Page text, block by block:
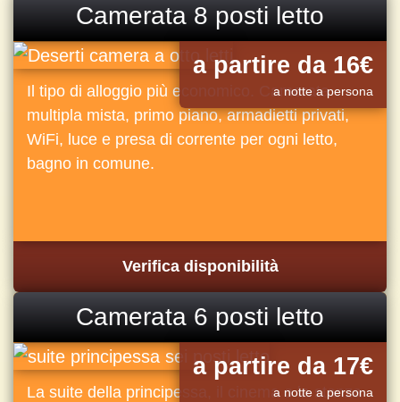
Camerata 8 posti letto
a partire da 16€
a notte a persona
Il tipo di alloggio più economico. Camerata
multipla mista, primo piano, armadietti privati,
WiFi, luce e presa di corrente per ogni letto,
bagno in comune.
Verifica disponibilità
Camerata 6 posti letto
a partire da 17€
a notte a persona
La suite della principessa, il cinema o la stanza